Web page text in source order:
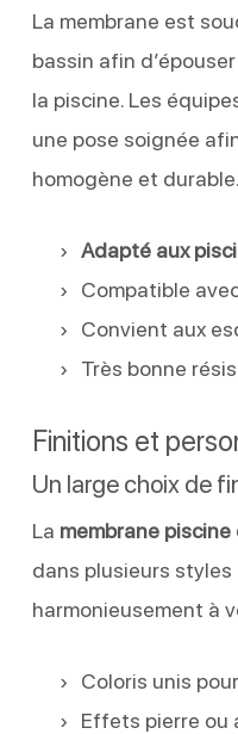
La membrane est
bassin afin
la piscine. Les
une pose soignée
homogène et durable.
Adapté aux
Compatible
Convient aux
Très bonne
Finitions et
Un large choix de
La membrane
dans plusieurs
harmonieusement à
Coloris unis
Effets pierre ou